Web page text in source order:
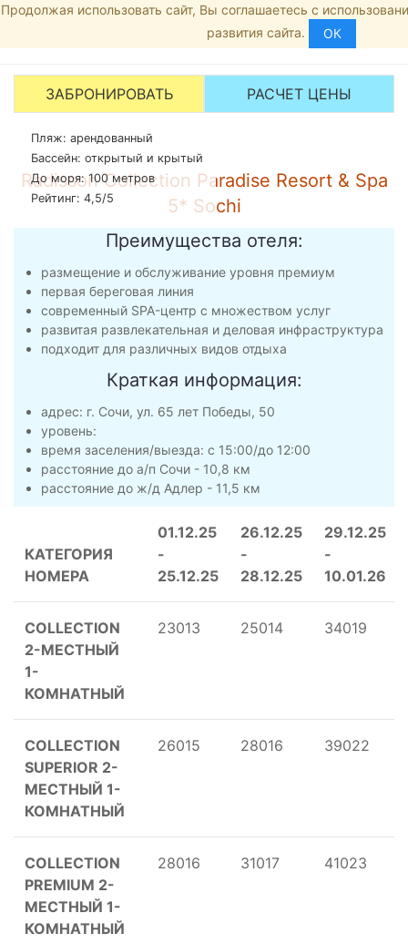
8 (800) 444-19-02
Главная
Сириус
ЗАБРОНИРОВАТЬ РАСЧЕТ ЦЕНЫ
Пляж: арендованный
Бассейн: открытый и крытый
До моря: 100 метров
Рейтинг: 4,5/5
Radisson Collection Paradise Resort & Spa
5* Sochi
Преимущества отеля:
размещение и обслуживание уровня премиум
первая береговая линия
современный SPA-центр с множеством услуг
развитая развлекательная и деловая инфраструктура
подходит для различных видов отдыха
Краткая информация:
адрес: г. Сочи, ул. 65 лет Победы, 50
уровень:
время заселения/выезда: с 15:00/до 12:00
расстояние до а/п Сочи - 10,8 км
расстояние до ж/д Адлер - 11,5 км
КАТЕГОРИЯ
НОМЕРА
01.12.25
-
25.12.25
26.12.25
-
28.12.25
29.12.25
-
10.01.26
COLLECTION
2-МЕСТНЫЙ
1-
КОМНАТНЫЙ
23013 25014 34019
COLLECTION
SUPERIOR 2-
МЕСТНЫЙ 1-
КОМНАТНЫЙ
26015 28016 39022
COLLECTION
PREMIUM 2-
МЕСТНЫЙ 1-
КОМНАТНЫЙ
28016 31017 41023
Продолжая использовать сайт, Вы соглашаетесь с
развития сайта.
ОК